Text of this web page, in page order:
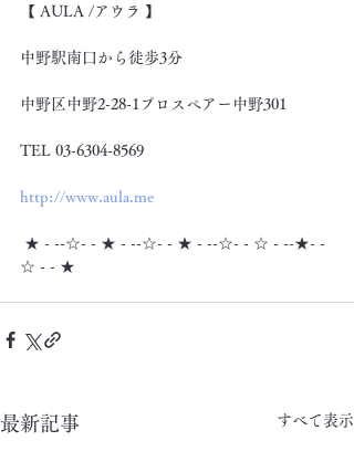
【 AULA /アウラ 】
中野駅南口から徒歩3分
中野区中野2-28-1プロスペアー中野301
TEL 03-6304-8569
http://www.aula.me
★ - --☆- - ★ - --☆- - ★ - --☆- - ☆ - --★- -
☆ - - ★
最新記事 すべて表示